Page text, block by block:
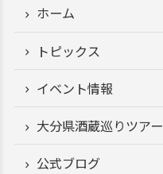
ホーム
トピックス
イベント情報
大分県酒蔵巡りツアー
公式ブログ